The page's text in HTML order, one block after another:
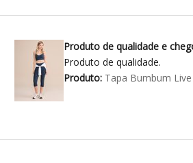
Produto de qualidade e
Produto de qualidade.
Produto:Tapa Bumbum Live